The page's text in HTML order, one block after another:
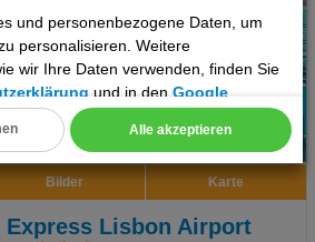
und personenbezogene Daten, um
personalisieren. Weitere
wir Ihre Daten verwenden, finden Sie
und in denGoogle
Alle akzeptieren
Empfehlung
Bilder Karte
Express Lisbon Airport